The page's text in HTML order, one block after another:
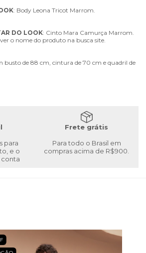
: Body Leona Tricot Marrom.
DO LOOK: Cinto Mara Camurça Marrom.
o nome do produto na busca site.
busto de 88 cm, cintura de 70 cm e quadril de
para
e o
conta
Frete grátis
Para todo o Brasil em
compras acima de R$900.